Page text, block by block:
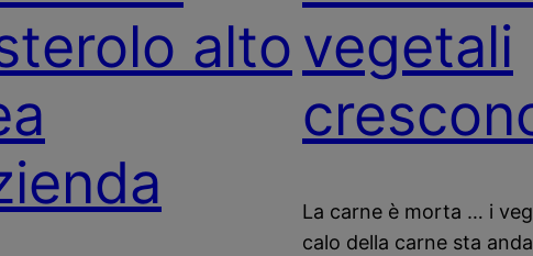
alto vegetali
La carne è morta … i
calo della carne sta